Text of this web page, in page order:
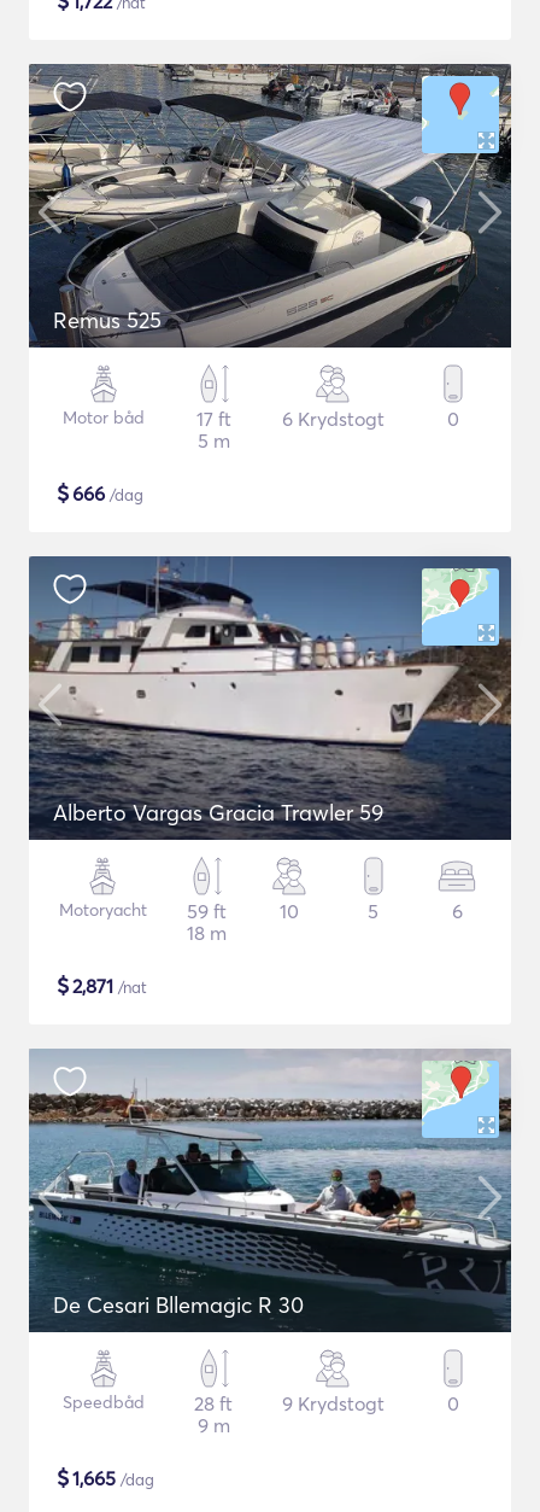
Remus 525
Motor båd
17 ft
5 m
6 Krydstogt 0
$666 /dag
Alberto Vargas Gracia Trawler 59
Motoryacht
59 ft
18 m
10 5 6
$2,871 /nat
De Cesari Bllemagic R 30
Speedbåd
28 ft
9 m
9 Krydstogt 0
$1,665 /dag